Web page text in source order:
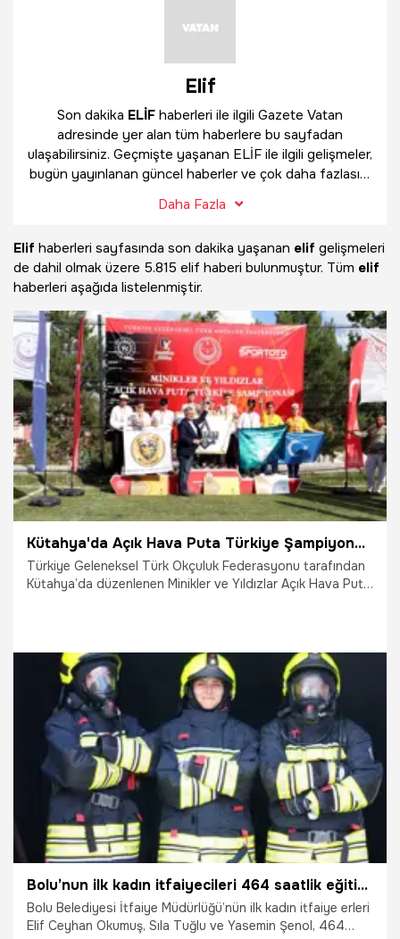
Elif
Son dakika ELİF haberleri ile ilgili Gazete Vatan
adresinde yer alan tüm haberlere bu sayfadan
ulaşabilirsiniz. Geçmişte yaşanan ELİF ile ilgili gelişmeler,
bugün yayınlanan güncel haberler ve çok daha fazlasını
Daha Fazla
Elif haberleri sayfasında son dakika yaşanan elif gelişmeleri
de dahil olmak üzere 5.815 elif haberi bulunmuştur. Tüm elif
haberleri aşağıda listelenmiştir.
Kütahya'da Açık Hava Puta Türkiye Şampiyonası madalya töreniyle sona erdi
Türkiye Geleneksel Türk Okçuluk Federasyonu tarafından
Kütahya’da düzenlenen Minikler ve Yıldızlar Açık Hava Puta
2.08.2026 Diğer Sporlar
Bolu’nun ilk kadın itfaiyecileri 464 saatlik eğitimden sonra göreve başladı
Bolu Belediyesi İtfaiye Müdürlüğü’nün ilk kadın itfaiye erleri
Elif Ceyhan Okumuş, Sıla Tuğlu ve Yasemin Şenol, 464